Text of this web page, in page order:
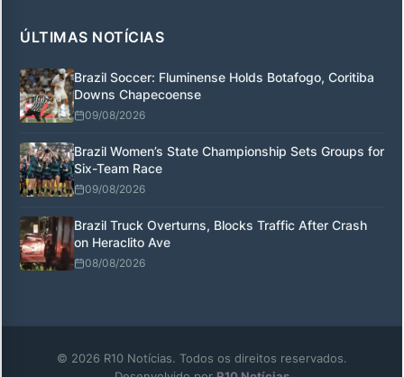
ÚLTIMAS NOTÍCIAS
Brazil Soccer: Fluminense Holds Botafogo, Coritiba
Downs Chapecoense
09/08/2026
Brazil Women’s State Championship Sets Groups for
Six-Team Race
09/08/2026
Brazil Truck Overturns, Blocks Traffic After Crash
on Heraclito Ave
08/08/2026
© 2026 R10 Notícias. Todos os direitos reservados.